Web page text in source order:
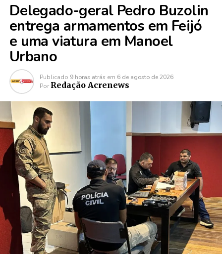
Delegado-geral Pedro Buzolin
entrega armamentos em Feijó
e uma viatura em Manoel
Urbano
Publicado 9 horas atrás em 6 de agosto de 2026
Por Redação Acrenews